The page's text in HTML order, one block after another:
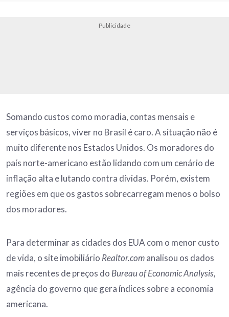
Publicidade
Somando custos como moradia, contas mensais e
serviços básicos, viver no Brasil é caro. A situação não é
muito diferente nos Estados Unidos. Os moradores do
país norte-americano estão lidando com um cenário de
inflação alta e lutando contra dívidas. Porém, existem
regiões em que os gastos sobrecarregam menos o bolso
dos moradores.
Para determinar as cidades dos EUA com o menor custo
de vida, o site imobiliário Realtor.comanalisou os dados
mais recentes de preços do Bureau of Economic Analysis,
agência do governo que gera índices sobre a economia
americana.